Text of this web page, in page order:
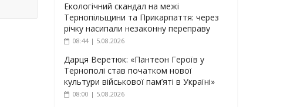
Екологічний скандал на межі
Тернопільщини та Прикарпаття: через
річку насипали незаконну переправу
08:44 | 5.08.2026
Дарця Веретюк: «Пантеон Героїв у
Тернополі став початком нової
культури військової пам’яті в Україні»
08:00 | 5.08.2026